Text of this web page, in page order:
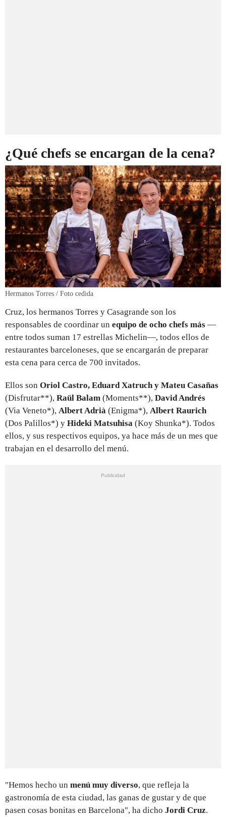
¿Qué chefs se encargan de la cena?
Hermanos Torres / Foto cedida
Cruz, los hermanos Torres y Casagrande son los
responsables de coordinar un equipo de ocho chefs más —
entre todos suman 17 estrellas Michelin—, todos ellos de
restaurantes barceloneses, que se encargarán de preparar
esta cena para cerca de 700 invitados.
Ellos son Oriol Castro, Eduard Xatruch y Mateu Casañas
(Disfrutar**), Raül Balam (Moments**), David Andrés
(Via Veneto*), Albert Adrià (Enigma*), Albert Raurich
(Dos Palillos*) y Hideki Matsuhisa (Koy Shunka*). Todos
ellos, y sus respectivos equipos, ya hace más de un mes que
trabajan en el desarrollo del menú.
"Hemos hecho un menú muy diverso, que refleja la
gastronomía de esta ciudad, las ganas de gustar y de que
pasen cosas bonitas en Barcelona", ha dicho Jordi Cruz.